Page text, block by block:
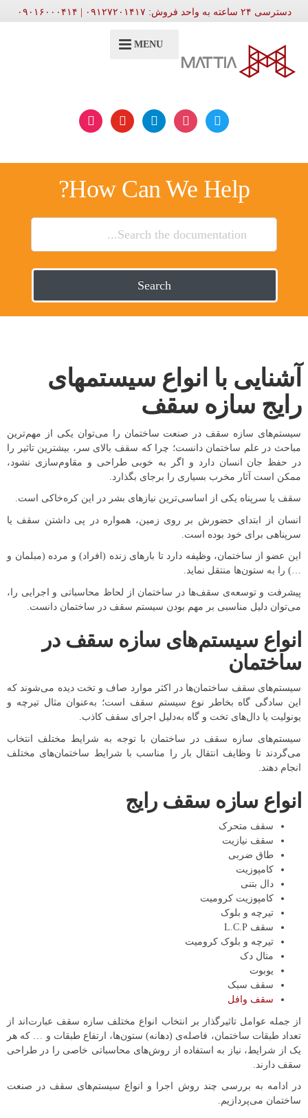
دسترسی ۲۴ ساعته به واحد فروش: ۰۹۱۲۷۲۰۱۴۱۷ | ۰۹۰۱۶۰۰۰۴۱۴
MENU
twitter
instagram
telegram
youtube
aparat
How Can We Help?
Search
آشنایی با انواع سیستمهای
رایج سازه سقف
سیستم‌های سازه سقف در صنعت ساختمان را می‌توان یکی از مهم‌ترین
مباحث در علم ساختمان دانست؛ چرا که سقف بالای سر، بیشترین تاثیر را
در حفظ جان انسان دارد و اگر به خوبی طراحی و مقاوم‌سازی نشود،
ممکن است آثار مخرب بسیاری را برجای بگذارد.
سقف یا سرپناه یکی از اساسی‌ترین نیازهای بشر در این کره‌خاکی است.
انسان از ابتدای حضورش بر روی زمین، همواره در پی داشتن سقف یا
سرپناهی برای خود بوده است.
این عضو از ساختمان، وظیفه دارد تا بارهای زنده (افراد) و مرده (مبلمان و
…) را به ستون‌ها منتقل نماید.
پیشرفت و توسعه‌ی سقف‌ها در ساختمان از لحاظ محاسباتی و اجرایی را،
می‌توان دلیل مناسبی بر مهم بودن سیستم سقف در ساختمان دانست.
انواع سیستم‌های سازه سقف در
ساختمان
سیستم‌های سقف ساختمان‌ها در اکثر موارد صاف و تخت دیده می‌شوند که
این سادگی گاه بخاطر نوع سیستم سقف است؛ به‌عنوان مثال تیرچه و
یونولیت یا دال‌های تخت و گاه به‌دلیل اجرای سقف کاذب.
سیستم‌های سازه سقف در ساختمان با توجه به شرایط مختلف انتخاب
می‌گردند تا وظایف انتقال بار را مناسب با شرایط ساختمان‌های مختلف
انجام دهند.
انواع سازه سقف رایج
سقف متحرک
سقف نیازیت
طاق ضربی
کامپوزیت
دال بتنی
کامپوزیت کرومیت
تیرچه و بلوک
سقف L.C.P
تیرچه و بلوک کرومیت
متال دک
یوبوت
سقف سبک
سقف وافل
از جمله عوامل تاثیرگذار بر انتخاب انواع مختلف سازه سقف عبارت‌اند از
تعداد طبقات ساختمان، فاصله‌ی (دهانه) ستون‌ها، ارتفاع طبقات و … که هر
یک از شرایط، نیاز به استفاده از روش‌های محاسباتی خاصی را در طراحی
سقف دارند.
در ادامه به بررسی چند روش‌ اجرا و انواع سیستم‌های سقف در صنعت
ساختمان می‌پردازیم.